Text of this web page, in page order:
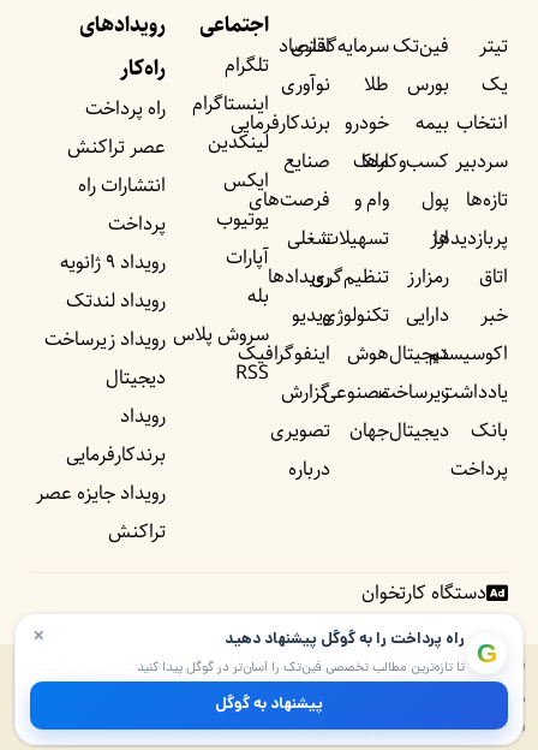
تیتر
یک
انتخاب
سردبیر
تازه‌ها
پربازدید‌ها
اتاق
خبر
اکوسیستم
یادداشت‌
بانک
پرداخت
فین‌تک
بورس
بیمه
کسب‌وکار‌ها
پول
ارز
رمزارز
دارایی
دیجیتال
زیرساخت
دیجیتال
سرمایه‌گذاری
طلا
خودرو
ملک
وام و
تسهیلات
تنظیم‌گری
تکنولوژی
هوش
مصنوعی
جهان
اقتصاد
نوآوری
برندکارفرمایی
صنایع
فرصت‌های
شغلی
رویداد‌ها
ویدیو
اینفوگرافیک
گزارش
تصویری
درباره
اجتماعی
تلگرام
اینستاگرام
لینکدین
ایکس
یوتیوب
آپارات
بله
سروش پلاس
RSS
رویداد‌های
راه‌کار
راه پرداخت
عصر تراکنش
انتشارات راه
پرداخت
رویداد ۹ ژانویه
رویداد لندتک
رویداد زیرساخت
دیجیتال
رویداد
برندکارفرمایی
رویداد جایزه عصر
تراکنش
دستگاه کارتخوان
© ۱۴۰۵ – ۱۳۹۰ تمامی حقوق برای راه پرداخت و موسسه شبکه عصر تراکنش
فرهنگ و ارشاد اسلامی و بخشی از «شبکه عصر تراکنش» است.
× G راه پرداخت را به گوگل پیشنهاد دهید
تا تازه‌ترین مطالب تخصصی فین‌تک را آسان‌تر در گوگل پیدا کنید
پیشنهاد به گوگل